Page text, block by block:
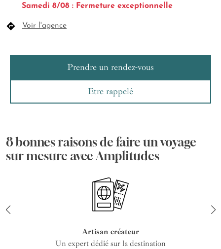
Samedi 8/08 : Fermeture exceptionnelle
Voir l'agence
Prendre un rendez-vous
Etre rappelé
8 bonnes raisons de faire un voyage
sur mesure avec Amplitudes
Artisan créateur
Un expert dédié sur la destination